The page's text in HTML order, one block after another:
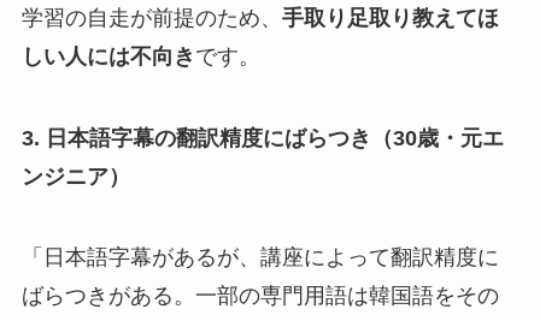
学習の自走が前提のため、 手取り足取り教えてほ
しい人には不向き です。
3. 日本語字幕の翻訳精度にばらつき（30歳・元エ
ンジニア）
「日本語字幕があるが、講座によって翻訳精度に
ばらつきがある。一部の専門用語は韓国語をその